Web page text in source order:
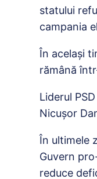
statului
campania
În același
rămână
Liderul
Nicușor
În ultimele
Guvern
reduce